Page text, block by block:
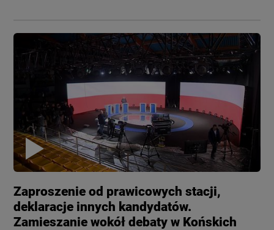
Zaproszenie od prawicowych stacji,
deklaracje innych kandydatów.
Zamieszanie wokół debaty w Końskich